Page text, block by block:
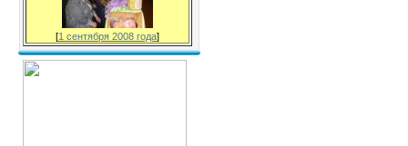
[1 сентября 2008 года]